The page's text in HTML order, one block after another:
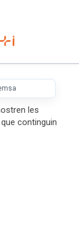
les
continguin